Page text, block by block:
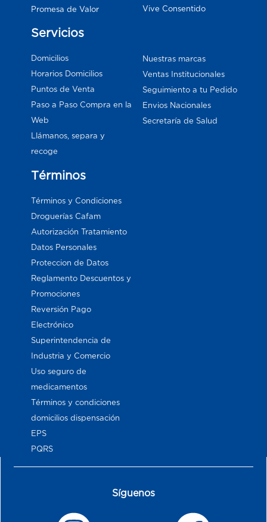
Promesa de Valor
Vive Consentido
Servicios
Domicilios
Horarios Domicilios
Puntos de Venta
Paso a Paso Compra en la
Web
Llámanos, separa y
recoge
Nuestras marcas
Ventas Institucionales
Seguimiento a tu Pedido
Envios Nacionales
Secretaría de Salud
Términos
Términos y Condiciones
Droguerías Cafam
Autorización Tratamiento
Datos Personales
Proteccion de Datos
Reglamento Descuentos y
Promociones
Reversión Pago
Electrónico
Superintendencia de
Industria y Comercio
Uso seguro de
medicamentos
Términos y condiciones
domicilios dispensación
EPS
PQRS
Síguenos